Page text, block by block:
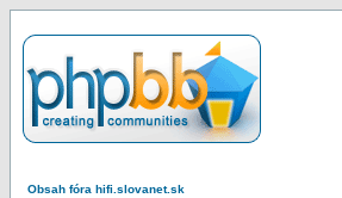
Obsah fóra hifi.slovanet.sk